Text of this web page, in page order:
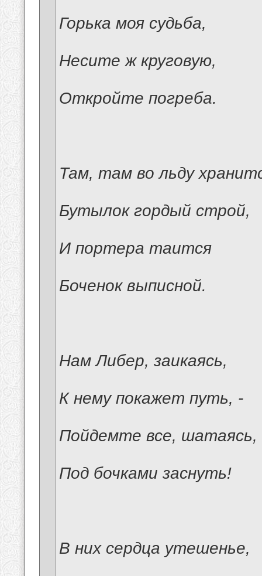
Горька моя судьба,
Несите ж круговую,
Откройте погреба.
Там, там во льду
Бутылок гордый строй,
И портера таится
Боченок выписной.
Нам Либер, заикаясь,
К нему покажет путь, -
Пойдемте все, шатаясь,
Под бочками заснуть!
В них сердца утешенье,